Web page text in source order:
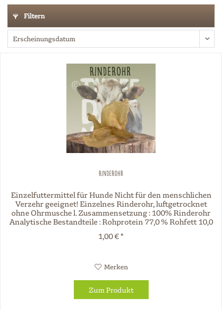
Filtern
Rinderohr
Einzelfuttermittel für Hunde Nicht für den menschlichen
Verzehr geeignet! Einzelnes Rinderohr, luftgetrocknet
ohne Ohrmusche l. Zusammensetzung : 100% Rinderohr
Analytische Bestandteile : Rohprotein 77,0 % Rohfett 10,0
% Rohasche 10,0 %...
1,00 € *
Merken
Zum Produkt